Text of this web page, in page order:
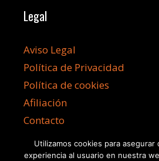
Legal
Aviso Legal
Política de Privacidad
Política de cookies
Afiliación
Contacto
Utilizamos cookies para asegurar
experiencia al usuario en nuestra